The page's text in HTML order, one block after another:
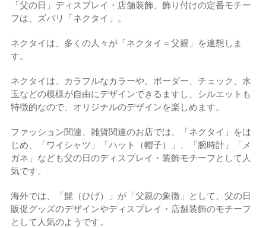
「父の日」ディスプレイ・店舗装飾、飾り付けの定番モチー
フは、ズバリ「ネクタイ」。
ネクタイは、多くの人々が「ネクタイ＝父親」を連想しま
す。
ネクタイは、カラフルなカラーや、ボーダー、チェック、水
玉などの模様が自由にデザインできるますし、シルエットも
特徴的なので、オリジナルのデザインを楽しめます。
ファッション関連、雑貨関連のお店では、「ネクタイ」をは
じめ、「ワイシャツ」「ハット（帽子）」、「腕時計」「メ
ガネ」なども父の日のディスプレイ・装飾モチーフとして人
気です。
海外では、「髭（ひげ）」が「父親の象徴」として、父の日
販促グッズのデザインやディスプレイ・店舗装飾のモチーフ
として人気のようです。